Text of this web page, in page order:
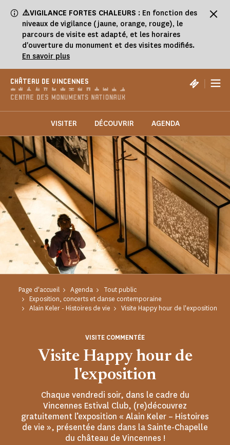
⚠️VIGILANCE FORTES CHALEURS : En fonction des
niveaux de vigilance (jaune, orange, rouge), le
parcours de visite est adapté, et les horaires
d'ouverture du monument et des visites modifiés.
En savoir plus
CHÂTEAU DE VINCENNES |
VISITER DÉCOUVRIR AGENDA
Page d'accueil Agenda
Tout public
Exposition, concerts et danse contemporaine
Alain Keler - Histoires de vie
Visite Happy hour de l'exposition
Visite Happy hour de
l'exposition
VISITE COMMENTÉE
Chaque vendredi soir, dans le cadre du
Vincennes Estival Club, (re)découvrez
gratuitement l’exposition « Alain Keler – Histoires
de vie », présentée dans dans la Sainte-Chapelle
du château de Vincennes !